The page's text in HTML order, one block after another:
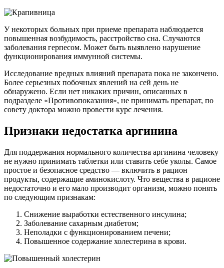
У некоторых больных при приеме препарата наблюдается
повышенная возбудимость, расстройство сна. Случаются
заболевания герпесом. Может быть выявлено нарушение
функционирования иммунной системы.
Исследование вредных влияний препарата пока не закончено.
Более серьезных побочных явлений на сей день не
обнаружено. Если нет никаких причин, описанных в
подразделе «Противопоказания», не принимать препарат, по
совету доктора можно провести курс лечения.
Признаки недостатка аргинина
Для поддержания нормального количества аргинина человеку
не нужно принимать таблетки или ставить себе уколы. Самое
простое и безопасное средство — включить в рацион
продукты, содержащие аминокислоту. Что вещества в рационе
недостаточно и его мало производит организм, можно понять
по следующим признакам:
Снижение выработки естественного инсулина;
Заболевание сахарным диабетом;
Неполадки с функционированием печени;
Повышенное содержание холестерина в крови.